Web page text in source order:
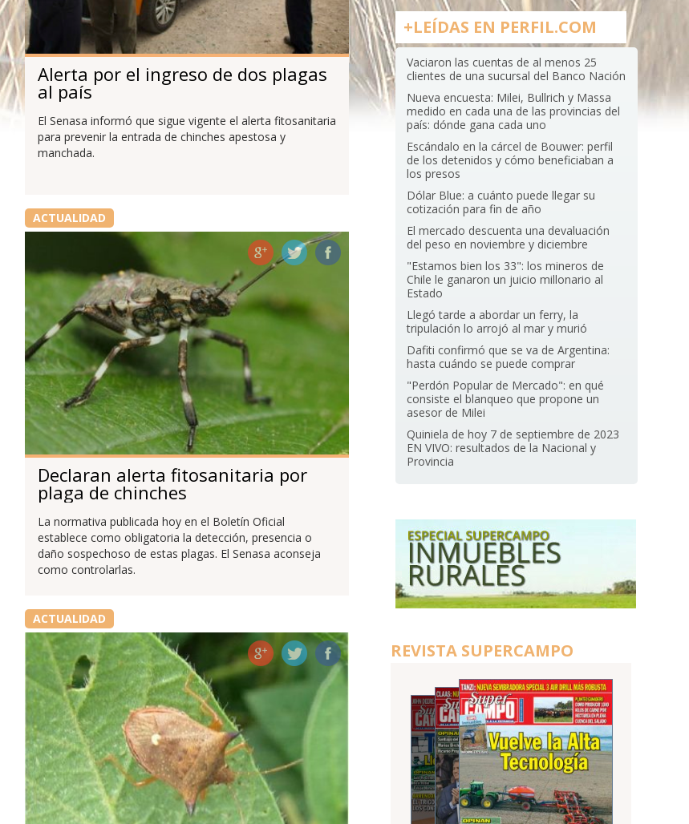
Alerta por el ingreso de dos plagas
al país
El Senasa informó que sigue vigente el alerta fitosanitaria
para prevenir la entrada de chinches apestosa y
manchada.
ACTUALIDAD
Declaran alerta fitosanitaria por
plaga de chinches
La normativa publicada hoy en el Boletín Oficial
establece como obligatoria la detección, presencia o
daño sospechoso de estas plagas. El Senasa aconseja
como controlarlas.
ACTUALIDAD
+LEÍDAS EN PERFIL.COM
Vaciaron las cuentas de al menos 25
clientes de una sucursal del Banco Nación
Nueva encuesta: Milei, Bullrich y Massa
medido en cada una de las provincias del
país: dónde gana cada uno
Escándalo en la cárcel de Bouwer: perfil
de los detenidos y cómo beneficiaban a
los presos
Dólar Blue: a cuánto puede llegar su
cotización para fin de año
El mercado descuenta una devaluación
del peso en noviembre y diciembre
"Estamos bien los 33": los mineros de
Chile le ganaron un juicio millonario al
Estado
Llegó tarde a abordar un ferry, la
tripulación lo arrojó al mar y murió
Dafiti confirmó que se va de Argentina:
hasta cuándo se puede comprar
"Perdón Popular de Mercado": en qué
consiste el blanqueo que propone un
asesor de Milei
Quiniela de hoy 7 de septiembre de 2023
EN VIVO: resultados de la Nacional y
Provincia
REVISTA SUPERCAMPO